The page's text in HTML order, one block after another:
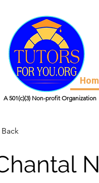
A 501(c)(3) Non-profit Organization